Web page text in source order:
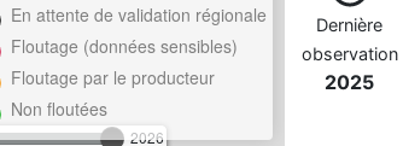
2026
En attente de validation régionale
Floutage (données sensibles)
Floutage par le producteur
Non floutées
Dernière
observation
2025